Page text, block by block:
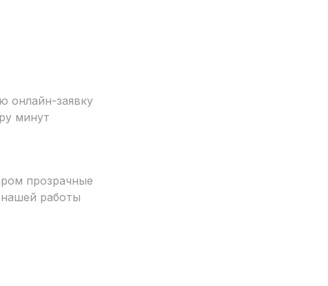
онлайн-заявку
минут
прозрачные
работы